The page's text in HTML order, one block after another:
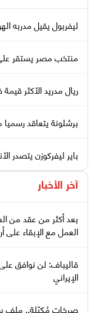
ليفربول يقيل مدربه
منتخب مصر يستقر على
ريال مدريد الأكثر
برشلونة يتعاقد رسميا
باير ليفركوزن يتصدر
آخر الأخبار
بعد أكثر من عقد من
العمل مع الإبقاء على
قاليباف: لن نوافق
الإيراني
صرخات مُكبّلة.. ملف